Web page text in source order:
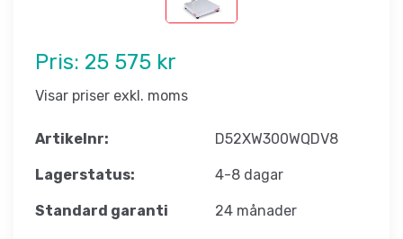
Pris: 25 575 kr
Visar priser exkl. moms
Artikelnr: D52XW300WQDV8
Lagerstatus: 4-8 dagar
Standard garanti 24 månader